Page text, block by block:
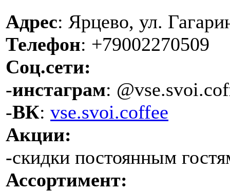
Адрес: Ярцево, ул.
Телефон: +79002270509
Соц.сети:
-инстаграм:
-ВК: vse.svoi.coffee
Акции:
-скидки постоянным
Ассортимент: